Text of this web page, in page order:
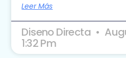
Leer Más
Diseno Directa
1:32 Pm